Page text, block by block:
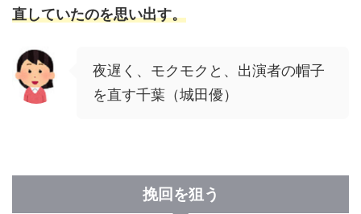
直していたのを思い出す。
夜遅く、モクモクと、出演者の帽子
を直す千葉（城田優）
挽回を狙う